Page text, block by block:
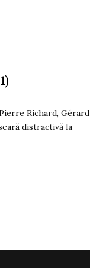
Richard, Gérard
distractivă la